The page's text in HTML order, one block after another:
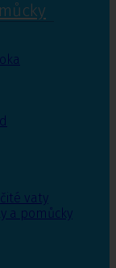
vaty
a pomůcky